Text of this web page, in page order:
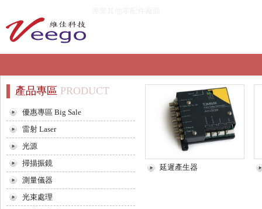
延遲產生器
產品專區 PRODUCT
優惠專區 Big Sale
雷射 Laser
光源
掃描振鏡
測量儀器
光束處理